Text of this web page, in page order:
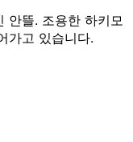
안뜰. 조용한 하키모
가고 있습니다.